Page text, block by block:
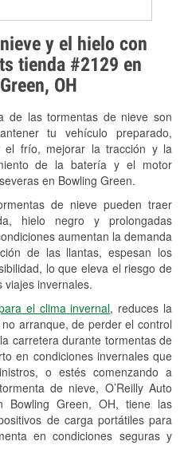
y el hielo con
tienda #2129 en
OH
de las tormentas de nieve son
tu vehículo preparado,
frío, mejorar la tracción y la
de la batería y el motor
en Bowling Green.
de nieve pueden traer
hielo negro y prolongadas
aumentan la demanda
de las llantas, espesan los
lo que eleva el riesgo de
invernales.
el clima invernal, reduces la
arranque, de perder el control
carretera durante tormentas de
en condiciones invernales que
o estés comenzando a
de nieve, O’Reilly Auto
Green, OH, tiene las
de carga portátiles para
en condiciones seguras y
y
"Check Engine"
y aceite
de faros
de
tambores y discos de
a la medida